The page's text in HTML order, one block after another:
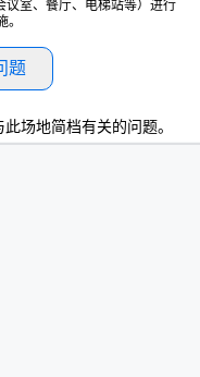
室、餐厅、电梯站等）进行
题
场地简档有关的问题。